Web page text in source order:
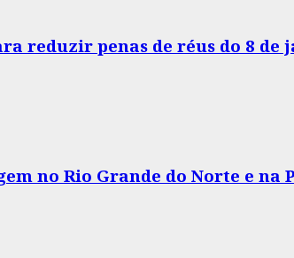
reduzir penas de réus do 8 de
no Rio Grande do Norte e na